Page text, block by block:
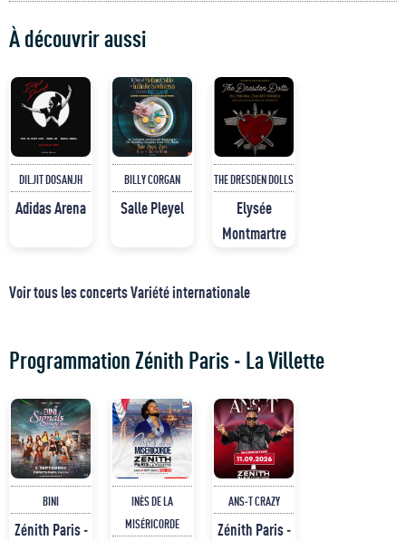
À découvrir aussi
DILJIT DOSANJH
Adidas Arena
BILLY CORGAN
Salle Pleyel
THE DRESDEN DOLLS
Elysée
Montmartre
Voir tous les concerts Variété internationale
Programmation Zénith Paris - La Villette
BINI
Zénith Paris -
INÈS DE LA
MISÉRICORDE
ANS-T CRAZY
Zénith Paris -